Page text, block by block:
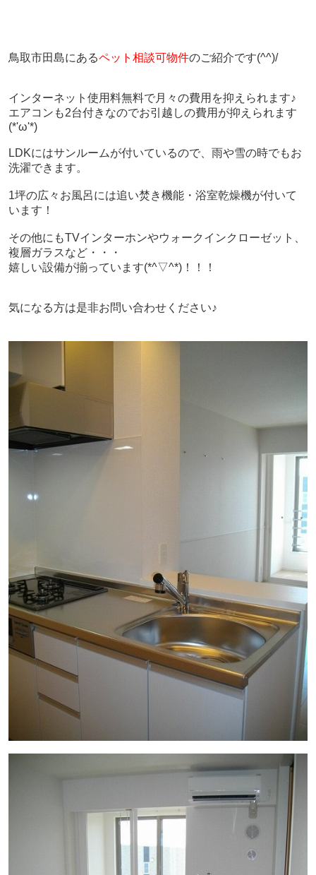
鳥取市田島にあるペット相談可物件のご紹介です(^^)/
インターネット使用料無料で月々の費用を抑えられます♪
エアコンも2台付きなのでお引越しの費用が抑えられます
(*'ω'*)
LDKにはサンルームが付いているので、雨や雪の時でもお
洗濯できます。
1坪の広々お風呂には追い焚き機能・浴室乾燥機が付いて
います！
その他にもTVインターホンやウォークインクローゼット、
複層ガラスなど・・・
嬉しい設備が揃っています(*^▽^*)！！！
気になる方は是非お問い合わせください♪